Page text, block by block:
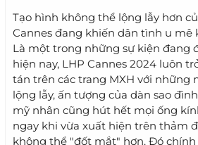
Tạo hình không thể lộng lẫy hơn
Cannes đang khiến dân tình u mê
Là một trong những sự kiện đang
hiện nay, LHP Cannes 2024 luôn
tán trên các trang MXH với những
lộng lẫy, ấn tượng của dàn sao
mỹ nhân cũng hút hết mọi ống
ngay khi vừa xuất hiện trên thảm
không thể "đốt mắt" hơn. Đó chính